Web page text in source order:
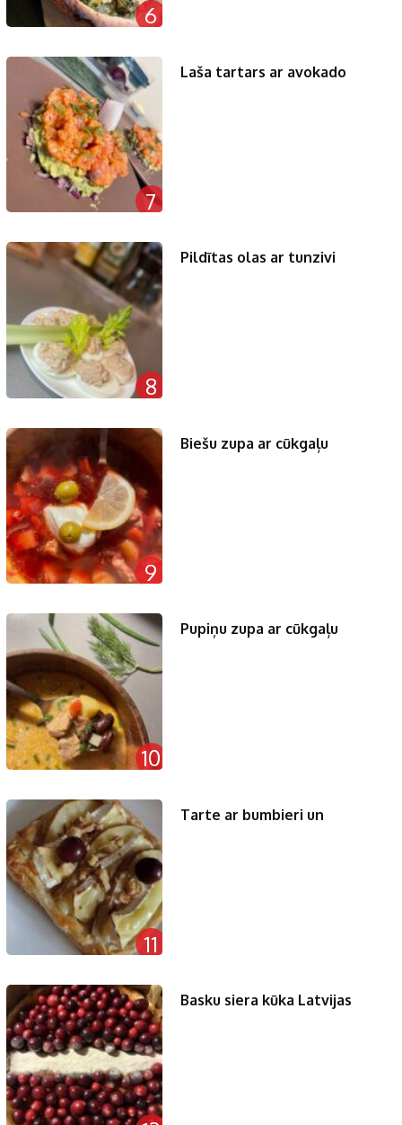
6
7
Laša tartars ar avokado
8
Pildītas olas ar tunzivi
9
Biešu zupa ar cūkgaļu
10
Pupiņu zupa ar cūkgaļu
11
Tarte ar bumbieri un
Basku siera kūka Latvijas